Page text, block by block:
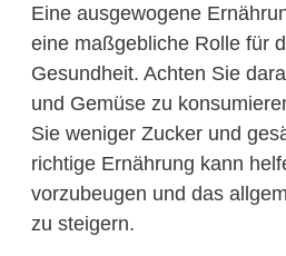
Eine ausgewogene
eine maßgebliche Rolle für
Gesundheit. Achten Sie
und Gemüse zu
Sie weniger Zucker und
richtige Ernährung kann
vorzubeugen und das
zu steigern.